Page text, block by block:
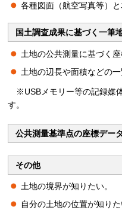
各種図面（航空写真等）
国土調査成果に基づく一筆
土地の公共測量に基づく
土地の辺長や面積などの
※USBメモリー等の記録媒
す。
公共測量基準点の座標デー
その他
土地の境界が知りたい。
自分の土地の位置が知りた